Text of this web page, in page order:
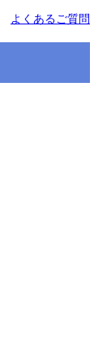
よくあるご質問